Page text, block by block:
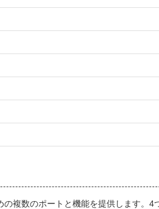
複数のポートと機能を提供します。4